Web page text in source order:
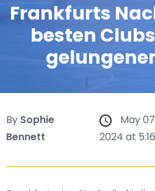
Frankfurts
besten
By Sophie
Bennett
May
2024 at